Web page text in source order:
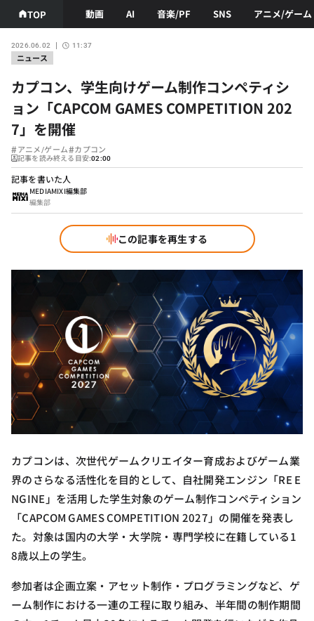
TOP 動画 AI 音楽/PF SNS アニメ/ゲーム
ニュース
2026.06.02 11:37
カプコン、学生向けゲーム制作コンペティシ
ョン「CAPCOM GAMES COMPETITION 202
7」を開催
#アニメ/ゲーム#カプコン
記事を読み終える目安:02:00
記事を書いた人
MEDIAMIXI編集部
編集部
この記事を再生する
カプコンは、次世代ゲームクリエイター育成およびゲーム業
界のさらなる活性化を目的として、自社開発エンジン「RE E
NGINE」を活用した学生対象のゲーム制作コンペティション
「CAPCOM GAMES COMPETITION 2027」の開催を発表し
た。対象は国内の大学・大学院・専門学校に在籍している1
8歳以上の学生。
参加者は企画立案・アセット制作・プログラミングなど、ゲ
ーム制作における一連の工程に取り組み、半年間の制作期間